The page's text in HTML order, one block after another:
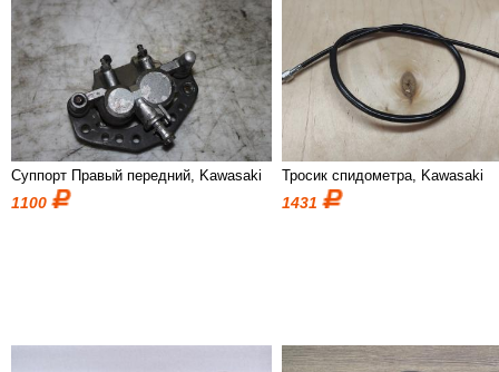
Суппорт Правый передний, Kawasaki
1100
Тросик спидометра, Kawasaki
1431